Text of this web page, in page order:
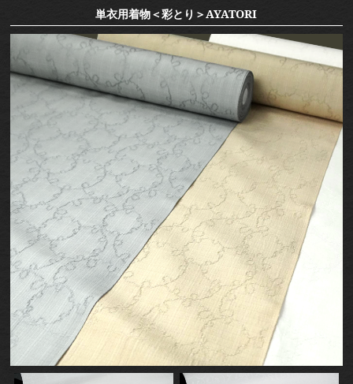
単衣用着物＜彩とり＞AYATORI